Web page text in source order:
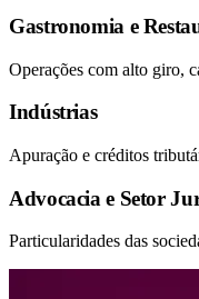
Gastronomia e
Operações com alto giro,
Indústrias
Apuração e créditos
Advocacia e Setor
Particularidades das